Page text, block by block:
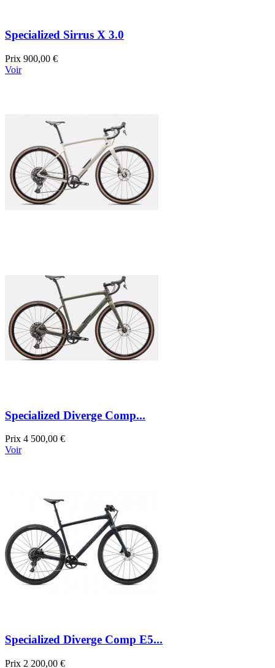
Specialized Sirrus X 3.0
Prix 900,00 €
Voir
Specialized Diverge Comp...
Prix 4 500,00 €
Voir
Specialized Diverge Comp E5...
Prix 2 200,00 €